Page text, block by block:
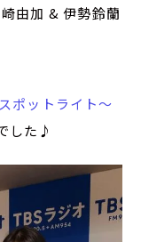
由加 & 伊勢鈴蘭
ポットライト～
した♪